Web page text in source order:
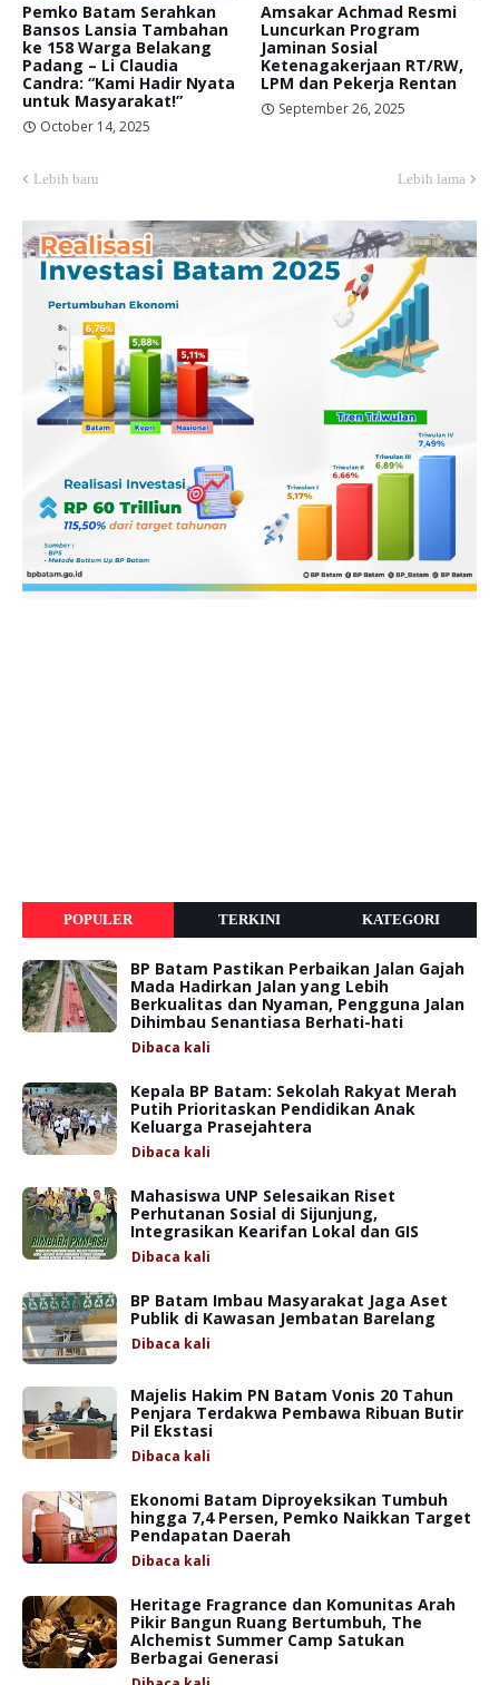
Pemko Batam Serahkan
Bansos Lansia Tambahan
ke 158 Warga Belakang
Padang – Li Claudia
Candra: “Kami Hadir Nyata
untuk Masyarakat!”
October 14, 2025
Amsakar Achmad Resmi
Luncurkan Program
Jaminan Sosial
Ketenagakerjaan RT/RW,
LPM dan Pekerja Rentan
September 26, 2025
Lebih baru Lebih lama
POPULER TERKINI KATEGORI
BP Batam Pastikan Perbaikan Jalan Gajah
Mada Hadirkan Jalan yang Lebih
Berkualitas dan Nyaman, Pengguna Jalan
Dihimbau Senantiasa Berhati-hati
Dibaca kali
Kepala BP Batam: Sekolah Rakyat Merah
Putih Prioritaskan Pendidikan Anak
Keluarga Prasejahtera
Dibaca kali
Mahasiswa UNP Selesaikan Riset
Perhutanan Sosial di Sijunjung,
Integrasikan Kearifan Lokal dan GIS
Dibaca kali
BP Batam Imbau Masyarakat Jaga Aset
Publik di Kawasan Jembatan Barelang
Dibaca kali
Majelis Hakim PN Batam Vonis 20 Tahun
Penjara Terdakwa Pembawa Ribuan Butir
Pil Ekstasi
Dibaca kali
Ekonomi Batam Diproyeksikan Tumbuh
hingga 7,4 Persen, Pemko Naikkan Target
Pendapatan Daerah
Dibaca kali
Heritage Fragrance dan Komunitas Arah
Pikir Bangun Ruang Bertumbuh, The
Alchemist Summer Camp Satukan
Berbagai Generasi